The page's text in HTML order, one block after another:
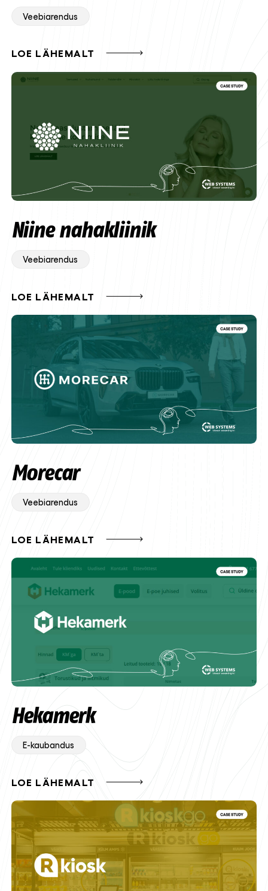
Veebiarendus
LOE LÄHEMALT
Niine nahakliinik
Veebiarendus
LOE LÄHEMALT
Morecar
Veebiarendus
LOE LÄHEMALT
Hekamerk
E-kaubandus
LOE LÄHEMALT